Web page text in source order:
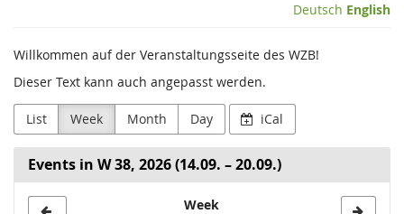
(WZB)
Deutsch English
Willkommen auf der Veranstaltungsseite des WZB!
Dieser Text kann auch angepasst werden.
List Week Month Day iCal
Events in W 38, 2026 (14.09. – 20.09.)
Week